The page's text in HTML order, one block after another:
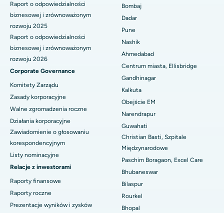
Najlepszy szpital na Subhash Nagar Road, Karimnagar
Najlepszy szpital w Managari, Karaikudi
Najlepszy szpital w Arepally, Warangal
Najlepszy szpital w Arera Colony, Bhopal
Najlepszy szpital w Jayanagar, Bangalore
Najlepszy szpital w KK Nagar, Madurai
Najlepszy szpital w Ramji Nagar, Nellore
Najlepszy szpital w sektorze 19, Rourkela
Najlepszy szpital w Swargate, Pune
Najlepszy szpital onkologiczny dla kobiet w południowym Delhi
Raport o odpowiedzialności
biznesowej i zrównoważonym
rozwoju 2025
Raport o odpowiedzialności
biznesowej i zrównoważonym
rozwoju 2026
Corporate Governance
Komitety Zarządu
Zasady korporacyjne
Walne zgromadzenia roczne
Działania korporacyjne
Zawiadomienie o głosowaniu
korespondencyjnym
Listy nominacyjne
Relacje z inwestorami
Raporty finansowe
Raporty roczne
Prezentacje wyników i zysków
Bombaj
Dadar
Pune
Nashik
Ahmedabad
Centrum miasta, Ellisbridge
Gandhinagar
Kalkuta
Obejście EM
Narendrapur
Guwahati
Christian Basti, Szpitale
Międzynarodowe
Paschim Boragaon, Excel Care
Bhubaneswar
Bilaspur
Rourkel
Bhopal